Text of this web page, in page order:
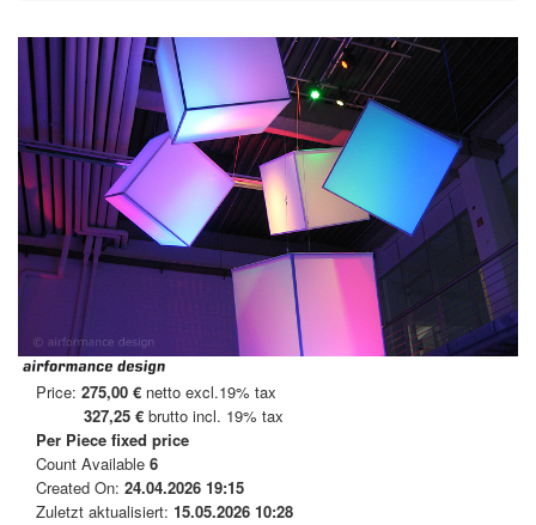
Price: 275,00 € netto excl.19% tax
327,25 € brutto incl. 19% tax
Per Piece fixed price
Count Available 6
Created On: 24.04.2026 19:15
Zuletzt aktualisiert: 15.05.2026 10:28